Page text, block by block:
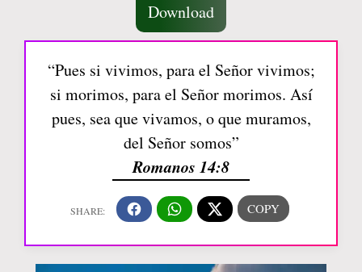
Download
“Pues si vivimos, para el Señor vivimos;
si morimos, para el Señor morimos. Así
pues, sea que vivamos, o que muramos,
del Señor somos”
Romanos 14:8